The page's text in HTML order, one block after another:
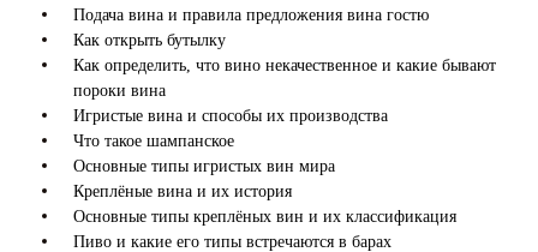
Подача вина и правила предложения вина гостю
Как открыть бутылку
Как определить, что вино некачественное и какие бывают
пороки вина
Игристые вина и способы их производства
Что такое шампанское
Основные типы игристых вин мира
Креплёные вина и их история
Основные типы креплёных вин и их классификация
Пиво и какие его типы встречаются в барах